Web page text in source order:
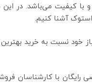
با کیفیت می‌باشد. در این
استوک آشنا کنیم.
خود نسبت به خرید بهترین
با کارشناسان